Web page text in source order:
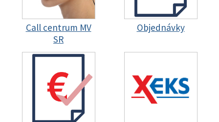
Call centrum MV
SR
Objednávky